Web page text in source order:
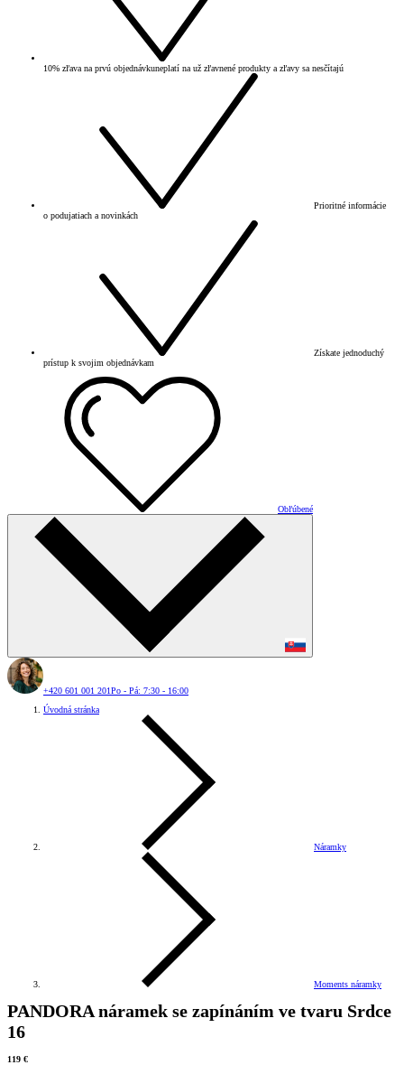
10% zľava na prvú objednávkuneplatí na už zľavnené produkty a zľavy sa nesčítajú
Prioritné informácie
o podujatiach a novinkách
Získate jednoduchý
prístup k svojim objednávkam
Obľúbené
+420 601 001 201Po - Pá: 7:30 - 16:00
Úvodná stránka
Náramky
Moments náramky
PANDORA náramek se zapínáním ve tvaru Srdce
16
119 €